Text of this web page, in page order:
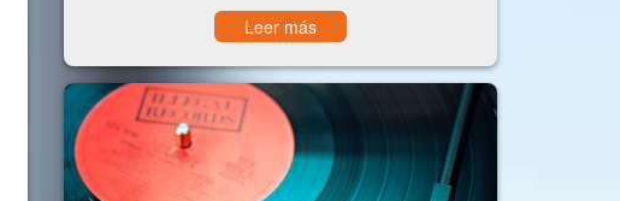
Leer más